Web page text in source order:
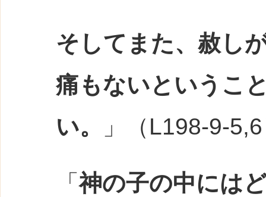
そしてまた、赦し
痛もないというこ
い。
」（L198-9-
「神の子の中には